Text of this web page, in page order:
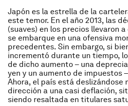
Japón es la estrella de la
este temor. En el año 2013, las
(suaves) en los precios llevaron
se embarque en una ofensiva
precedentes. Sin embargo, si
incrementó durante un tiempo,
de dicho aumento – una
yen y un aumento de impuestos
Ahora, el país está deslizándose
dirección a una casi deflación,
siendo resaltada en titulares